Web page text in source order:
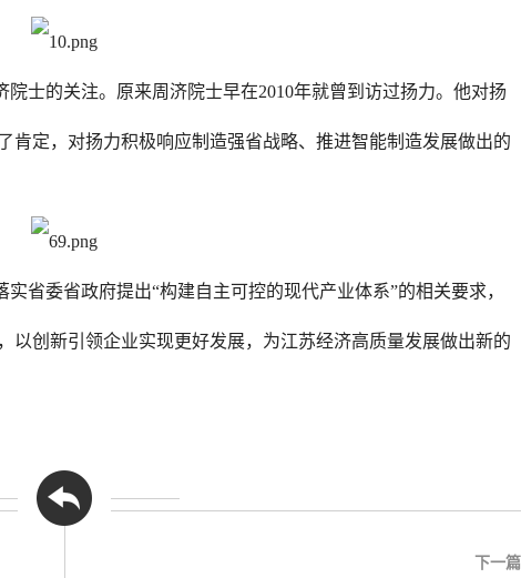
士的关注。原来周济院士早在2010年就曾到访过扬力。他对扬
肯定，对扬力积极响应制造强省战略、推进智能制造发展做出的
省委省政府提出“构建自主可控的现代产业体系”的相关要求，
以创新引领企业实现更好发展，为江苏经济高质量发展做出新的
下一篇